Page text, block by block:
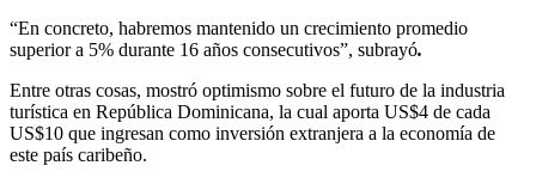
“En concreto, habremos mantenido un crecimiento promedio
superior a 5% durante 16 años consecutivos”, subrayó.
Entre otras cosas, mostró optimismo sobre el futuro de la industria
turística en República Dominicana, la cual aporta US$4 de cada
US$10 que ingresan como inversión extranjera a la economía de
este país caribeño.